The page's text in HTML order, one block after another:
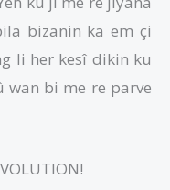
bizanin ka em çi
li her kesî dikin ku
wan bi me re parve